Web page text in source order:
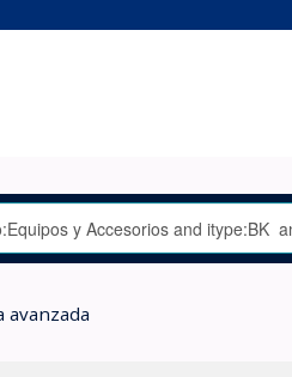
avanzada